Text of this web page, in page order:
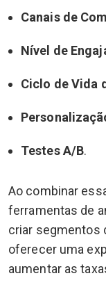
Canais de
Nível de
Ciclo de Vida
Testes A/B.
Ao combinar
ferramentas de
criar segmentos
oferecer uma
aumentar as